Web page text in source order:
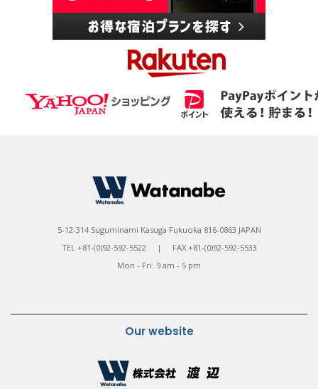
5-12-314 Suguminami Kasuga Fukuoka 816-0863 JAPAN
TEL +81-(0)92-592-5522 | FAX +81-(0)92-592-5533
Mon - Fri: 9 am - 5 pm
Our website